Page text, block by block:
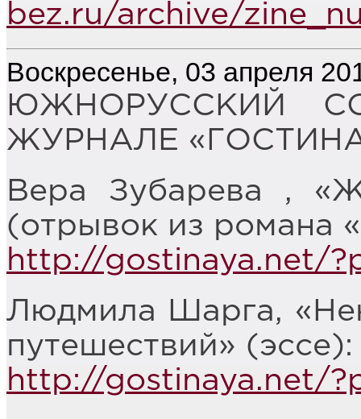
bez.ru/archive/
Воскресенье, 03 апреля
ЮЖНОРУССКИЙ
ЖУРНАЛЕ
Вера Зубарева ,
(отрывок из романа
http://gostinaya.net/
Людмила Шарга,
путешествий» (эссе):
http://gostinaya.net/